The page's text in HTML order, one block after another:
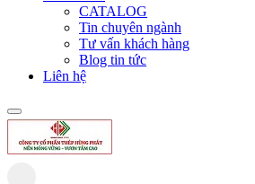
CATALOG
Tin chuyên ngành
Tư vấn khách hàng
Blog tin tức
Liên hệ